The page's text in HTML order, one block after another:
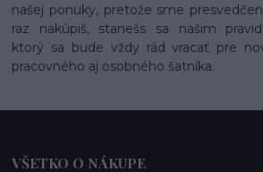
našej ponuky, pretože sme
raz nakúpiš, stanešs sa našim
ktorý sa bude vždy rád vracať pre
pracovného aj osobného šatníka.
VŠETKO O NÁKUPE